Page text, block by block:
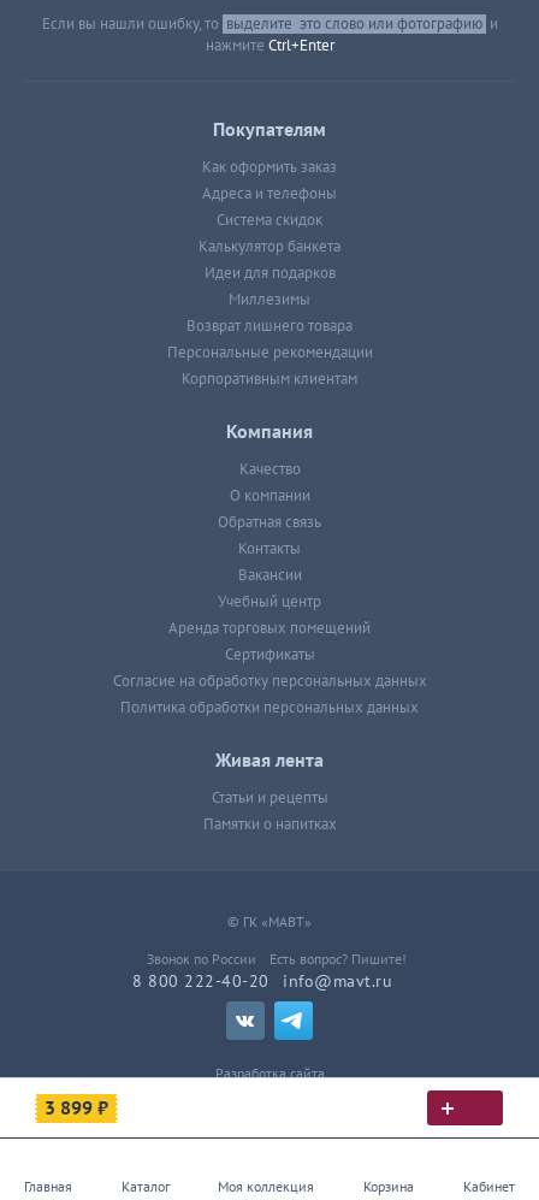
Главная Каталог Моя коллекция Корзина Кабинет
3 899 ₽
Если вы нашли ошибку, то выделите это слово или фотографию и
нажмите Ctrl+Enter
Покупателям
Как оформить заказ
Адреса и телефоны
Система скидок
Калькулятор банкета
Идеи для подарков
Миллезимы
Возврат лишнего товара
Персональные рекомендации
Корпоративным клиентам
Компания
Качество
О компании
Обратная связь
Контакты
Вакансии
Учебный центр
Аренда торговых помещений
Сертификаты
Согласие на обработку персональных данных
Политика обработки персональных данных
Живая лента
Статьи и рецепты
Памятки о напитках
© ГК «МАВТ»
Звонок по России
8 800 222-40-20
Есть вопрос? Пишите!
info@mavt.ru
Разработка сайта